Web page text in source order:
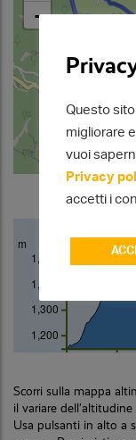
-
1,200
1,300
1,400
1,500
m
Scorri sulla mappa
il variare
Usa pulsanti in alto a
Questo
migliorare
vuoi
Privacy
accetti i